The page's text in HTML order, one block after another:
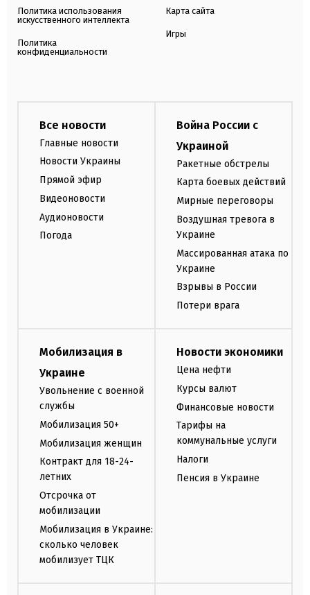
Политика использования
искусственного интеллекта
Политика
конфиденциальности
Карта сайта
Игры
Все новости
Главные новости
Новости Украины
Прямой эфир
Видеоновости
Аудионовости
Погода
Война России с
Украиной
Ракетные обстрелы
Карта боевых действий
Мирные переговоры
Воздушная тревога в
Украине
Массированная атака по
Украине
Взрывы в России
Потери врага
Мобилизация в
Украине
Увольнение с военной
службы
Мобилизация 50+
Мобилизация женщин
Контракт для 18-24-
летних
Отсрочка от
мобилизации
Мобилизация в Украине:
сколько человек
мобилизует ТЦК
Новости экономики
Цена нефти
Курсы валют
Финансовые новости
Тарифы на
коммунальные услуги
Налоги
Пенсия в Украине